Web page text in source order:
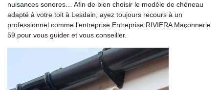
nuisances sonores… Afin de bien choisir le modèle de chéneau
adapté à votre toit à Lesdain, ayez toujours recours à un
professionnel comme l’entreprise Entreprise RIVIERA Maçonnerie
59 pour vous guider et vous conseiller.